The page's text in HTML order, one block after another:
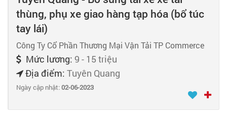
thùng, phụ xe giao hàng tạp hóa (bổ túc
tay lái)
Công Ty Cổ Phần Thương Mại Vận Tải TP Commerce
Mức lương: 9 - 15 triệu
Địa điểm: Tuyên Quang
Ngày cập nhật:02-06-2023